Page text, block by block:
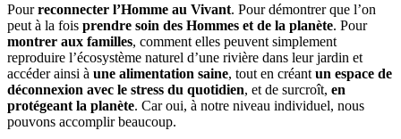
Pourreconnecter l’Homme au Vivant. Pour démontrer que l’on
peut à la fois prendre soin des Hommes et de la planète. Pour
montrer aux familles, comment elles peuvent simplement
reproduire l’écosystème naturel d’une rivière dans leur jardin et
accéder ainsi à une alimentation saine, tout en créant un espace de
déconnexion avec le stress du quotidien, et de surcroît, en
protégeant la planète. Car oui, à notre niveau individuel, nous
pouvons accomplir beaucoup.